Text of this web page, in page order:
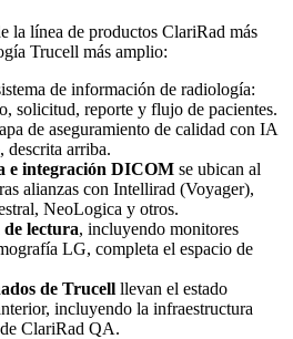
la línea de productos ClariRad más
Trucell más amplio:
de información de radiología:
solicitud, reporte y flujo de pacientes.
de aseguramiento de calidad con IA
descrita arriba.
e integración DICOM se ubican al
alianzas con Intellirad (Voyager),
NeoLogica y otros.
lectura, incluyendo monitores
LG, completa el espacio de
de Trucell llevan el estado
incluyendo la infraestructura
ClariRad QA.